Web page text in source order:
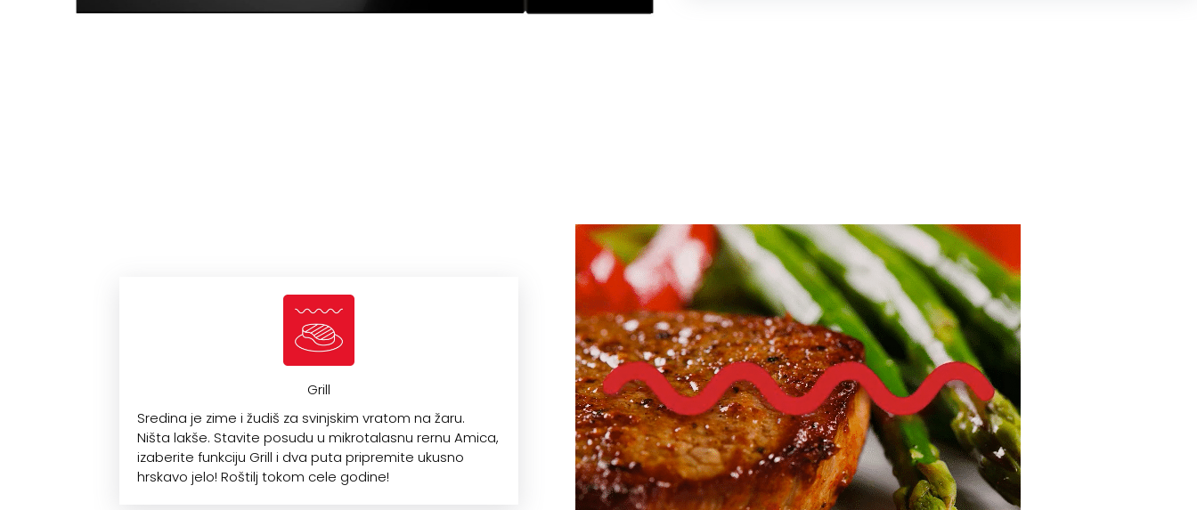
Grill
Sredina je zime i žudiš za svinjskim vratom na žaru.
Ništa lakše. Stavite posudu u mikrotalasnu rernu Amica,
izaberite funkciju Grill i dva puta pripremite ukusno
hrskavo jelo! Roštilj tokom cele godine!